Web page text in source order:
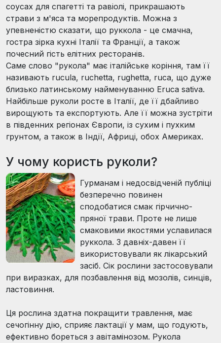
соусах для спагетті та равіолі, прикрашають
страви з м'яса та морепродуктів. Можна з
упевненістю сказати, що руккола - це смачна,
гостра зірка кухні Італії та Франції, а також
почесний гість елітних ресторанів.
Саме слово "рукола" має італійське коріння, там її
називають rucula, ruchetta, rughetta, ruca, що дуже
близько латинському найменуванню Eruca sativa.
Найбільше руколи росте в Італії, де її дбайливо
вирощують та експортують. Але її можна зустріти
в південних регіонах Європи, із сухим і пухким
грунтом, а також в Індії, Африці, обох Америках.
У чому користь руколи?
Гурманам і недосвідченій публіці
безперечно повинен
сподобатися смак гірчично-
пряної трави. Проте не лише
смаковими якостями уславилася
руккола. З давніх-давен її
використовували як лікарський
засіб. Сік рослини застосовували
при виразках, для позбавлення від мозолів, синців,
ластовиння.
Ця рослина здатна покращити травлення, має
сечогінну дію, сприяє лактації у мам, що годують,
ефективно бореться з авітамінозом. Рукола